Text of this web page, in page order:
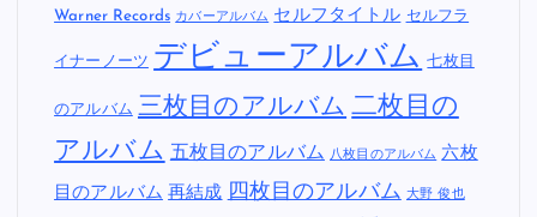
Warner Records カバーアルバム セルフタイトル セルフラ
イナーノーツ デビューアルバム 七枚目
のアルバム 三枚目のアルバム 二枚目の
アルバム 五枚目のアルバム 八枚目のアルバム 六枚
目のアルバム 再結成 四枚目のアルバム 大野 俊也